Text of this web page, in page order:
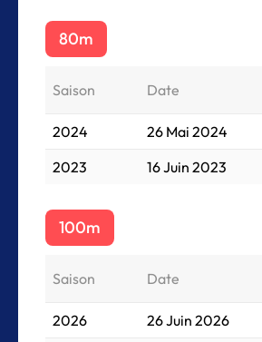
80m
Saison Date
2024 26 Mai 2024
2023
16 Juin 2023
100m
Saison Date
2026 26 Juin 2026